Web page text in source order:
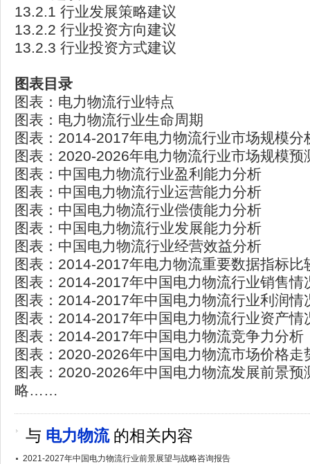
13.2.1 行业发展策略建议
13.2.2 行业投资方向建议
13.2.3 行业投资方式建议
图表目录
图表：电力物流行业特点
图表：电力物流行业生命周期
图表：2014-2017年电力物流行业市场规模分
图表：2020-2026年电力物流行业市场规模预
图表：中国电力物流行业盈利能力分析
图表：中国电力物流行业运营能力分析
图表：中国电力物流行业偿债能力分析
图表：中国电力物流行业发展能力分析
图表：中国电力物流行业经营效益分析
图表：2014-2017年电力物流重要数据指标比
图表：2014-2017年中国电力物流行业销售情
图表：2014-2017年中国电力物流行业利润情
图表：2014-2017年中国电力物流行业资产情
图表：2014-2017年中国电力物流竞争力分析
图表：2020-2026年中国电力物流市场价格走
图表：2020-2026年中国电力物流发展前景预
略……
与 电力物流的相关内容
2021-2027年中国电力物流行业前景展望与战略咨询报告